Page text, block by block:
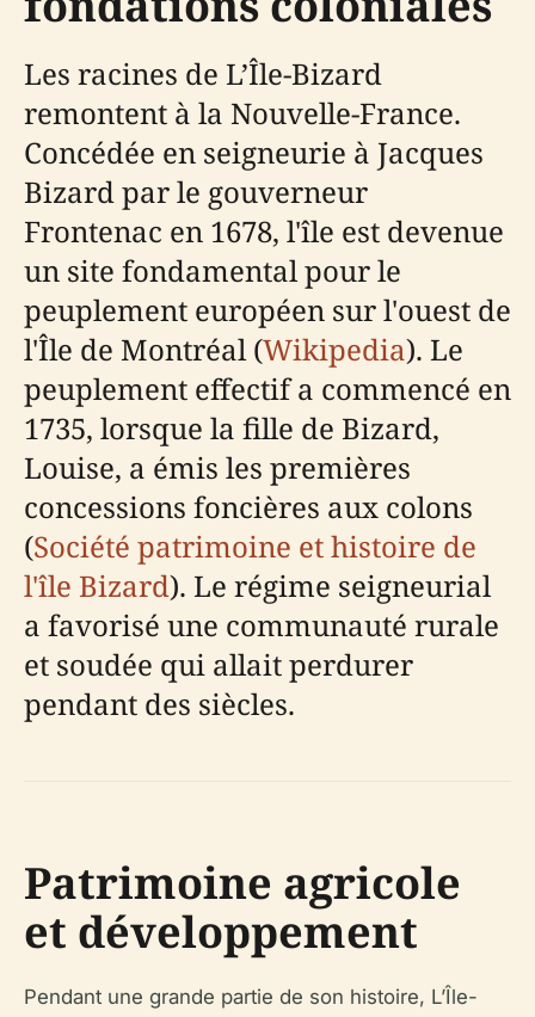
Les racines de L’Île-Bizard
remontent à la Nouvelle-France.
Concédée en seigneurie à Jacques
Bizard par le gouverneur
Frontenac en 1678, l'île est devenue
un site fondamental pour le
peuplement européen sur l'ouest de
l'Île de Montréal (Wikipedia). Le
peuplement effectif a commencé en
1735, lorsque la fille de Bizard,
Louise, a émis les premières
concessions foncières aux colons
(Société patrimoine et histoire de
l'île Bizard). Le régime seigneurial
a favorisé une communauté rurale
et soudée qui allait perdurer
pendant des siècles.
Patrimoine agricole
et développement
Pendant une grande partie de son histoire, L’Île-